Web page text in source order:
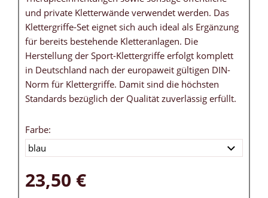
und private Kletterwände verwendet werden. Das
Klettergriffe-Set eignet sich auch ideal als Ergänzung
für bereits bestehende Kletteranlagen. Die
Herstellung der Sport-Klettergriffe erfolgt komplett
in Deutschland nach der europaweit gültigen DIN-
Norm für Klettergriffe. Damit sind die höchsten
Standards bezüglich der Qualität zuverlässig erfüllt.
Farbe:
23,50 €